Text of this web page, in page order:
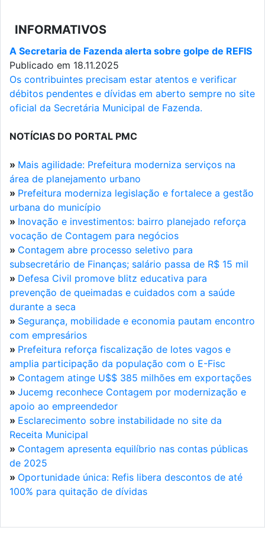
INFORMATIVOS
A Secretaria de Fazenda alerta sobre golpe de REFIS
Publicado em 18.11.2025
Os contribuintes precisam estar atentos e verificar
débitos pendentes e dívidas em aberto sempre no site
oficial da Secretária Municipal de Fazenda.
NOTÍCIAS DO PORTAL PMC
» Mais agilidade: Prefeitura moderniza serviços na
área de planejamento urbano
» Prefeitura moderniza legislação e fortalece a gestão
urbana do município
» Inovação e investimentos: bairro planejado reforça
vocação de Contagem para negócios
» Contagem abre processo seletivo para
subsecretário de Finanças; salário passa de R$ 15 mil
» Defesa Civil promove blitz educativa para
prevenção de queimadas e cuidados com a saúde
durante a seca
» Segurança, mobilidade e economia pautam encontro
com empresários
» Prefeitura reforça fiscalização de lotes vagos e
amplia participação da população com o E-Fisc
» Contagem atinge U$$ 385 milhões em exportações
» Jucemg reconhece Contagem por modernização e
apoio ao empreendedor
» Esclarecimento sobre instabilidade no site da
Receita Municipal
» Contagem apresenta equilíbrio nas contas públicas
de 2025
» Oportunidade única: Refis libera descontos de até
100% para quitação de dívidas